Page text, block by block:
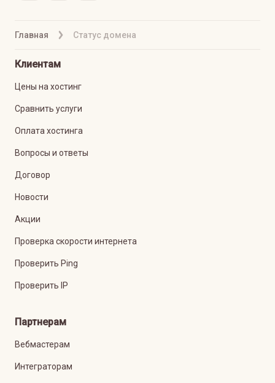
Главная Статус домена
Клиентам
Цены на хостинг
Сравнить услуги
Оплата хостинга
Вопросы и ответы
Договор
Новости
Акции
Проверка скорости интернета
Проверить Ping
Проверить IP
Партнерам
Вебмастерам
Интеграторам